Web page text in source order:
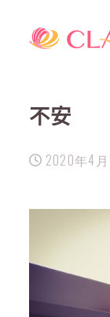
不安
投稿日
2020年4月